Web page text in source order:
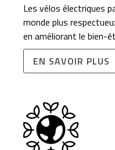
Les vélos électriques
monde plus
en améliorant le bien-
EN SAVOIR PLUS